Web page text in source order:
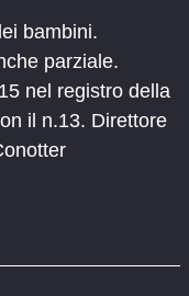
bambini.
parziale.
nel registro della
il n.13. Direttore